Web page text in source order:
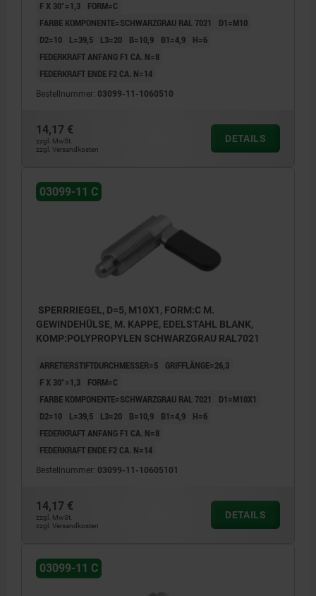
F X 30°=1,3
FORM=C
FARBE KOMPONENTE=SCHWARZGRAU RAL 7021
D1=M10
D2=10
L=39,5 L3=20 B=10,9 B1=4,9
H=6
FEDERKRAFT ANFANG F1 CA. N=8
FEDERKRAFT ENDE F2 CA. N=14
Bestellnummer: 03099-11-1060510
14,17 €
zzgl. MwSt.
zzgl. Versandkosten
DETAILS
03099-11 C
SPERRRIEGEL, D=5, M10X1, FORM:C M.
GEWINDEHÜLSE, M. KAPPE, EDELSTAHL BLANK,
KOMP:POLYPROPYLEN SCHWARZGRAU RAL7021
ARRETIERSTIFTDURCHMESSER=5
GRIFFLÄNGE=26,3
F X 30°=1,3
FORM=C
FARBE KOMPONENTE=SCHWARZGRAU RAL 7021
D1=M10X1
D2=10
L=39,5 L3=20 B=10,9 B1=4,9
H=6
FEDERKRAFT ANFANG F1 CA. N=8
FEDERKRAFT ENDE F2 CA. N=14
Bestellnummer: 03099-11-10605101
14,17 €
zzgl. MwSt.
zzgl. Versandkosten
DETAILS
03099-11 C